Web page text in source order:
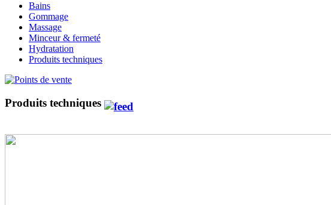
Bains
Gommage
Massage
Minceur & fermeté
Hydratation
Produits techniques
Produits techniques